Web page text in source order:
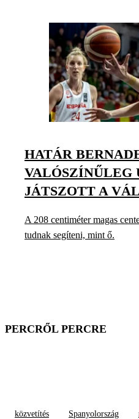
HATÁR
VALÓSZÍNŰLEG
JÁTSZOTT A
A 208 centiméter magas
tudnak segíteni, mint ő.
PERCRŐL PERCRE
közvetítés Spanyolország